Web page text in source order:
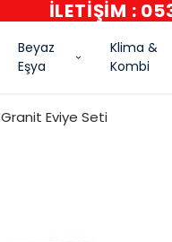
İLETİŞİM :
Beyaz
Eşya
Klima &
Kombi
Granit Eviye Seti